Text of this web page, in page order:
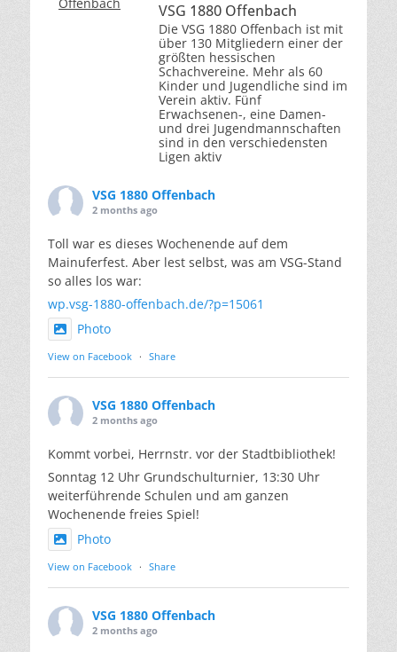
VSG 1880 Offenbach
Die VSG 1880 Offenbach ist mit
über 130 Mitgliedern einer der
größten hessischen
Schachvereine. Mehr als 60
Kinder und Jugendliche sind im
Verein aktiv. Fünf
Erwachsenen-, eine Damen-
und drei Jugendmannschaften
sind in den verschiedensten
Ligen aktiv
VSG 1880 Offenbach
2 months ago
Toll war es dieses Wochenende auf dem
Mainuferfest. Aber lest selbst, was am VSG-Stand
so alles los war:
wp.vsg-1880-offenbach.de/?p=15061
Photo
View on Facebook · Share
VSG 1880 Offenbach
2 months ago
Kommt vorbei, Herrnstr. vor der Stadtbibliothek!
Sonntag 12 Uhr Grundschulturnier, 13:30 Uhr
weiterführende Schulen und am ganzen
Wochenende freies Spiel!
Photo
View on Facebook · Share
VSG 1880 Offenbach
2 months ago